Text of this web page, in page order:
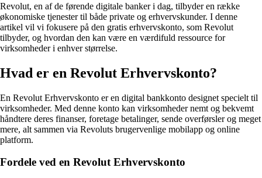
Revolut, en af de førende digitale banker i dag, tilbyder en række
økonomiske tjenester til både private og erhvervskunder. I denne
artikel vil vi fokusere på den gratis erhvervskonto, som Revolut
tilbyder, og hvordan den kan være en værdifuld ressource for
virksomheder i enhver størrelse.
Hvad er en Revolut Erhvervskonto?
En Revolut Erhvervskonto er en digital bankkonto designet specielt til
virksomheder. Med denne konto kan virksomheder nemt og bekvemt
håndtere deres finanser, foretage betalinger, sende overførsler og meget
mere, alt sammen via Revoluts brugervenlige mobilapp og online
platform.
Fordele ved en Revolut Erhvervskonto